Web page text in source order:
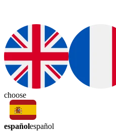
choose
españolespañol